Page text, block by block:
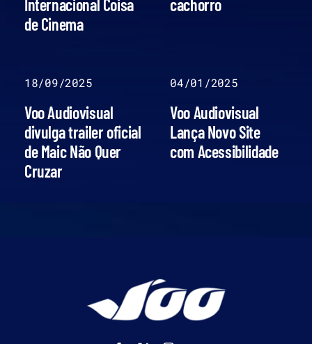
Internacional Coisa
de Cinema
cachorro
18/09/2025
Voo Audiovisual
divulga trailer oficial
de Maic Não Quer
Cruzar
04/01/2025
Voo Audiovisual
Lança Novo Site
com Acessibilidade